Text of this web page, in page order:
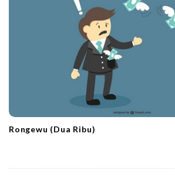
Rongewu (Dua Ribu)